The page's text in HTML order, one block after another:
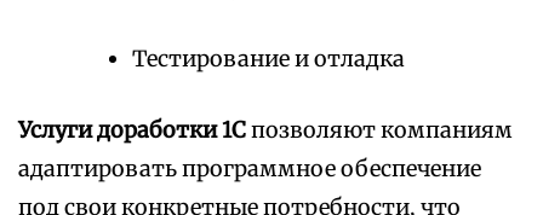
Тестирование и отладка
Услуги доработки 1Спозволяют компаниям
адаптировать программное обеспечение
под свои конкретные потребности, что